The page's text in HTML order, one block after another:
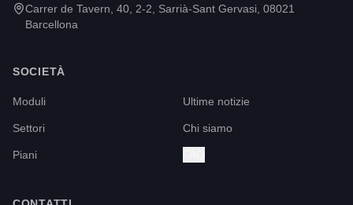
Carrer de Tavern, 40, 2-2, Sarrià-Sant Gervasi, 08021
Barcellona
SOCIETÀ
Moduli
Settori
Piani
Ultime notizie
Chi siamo